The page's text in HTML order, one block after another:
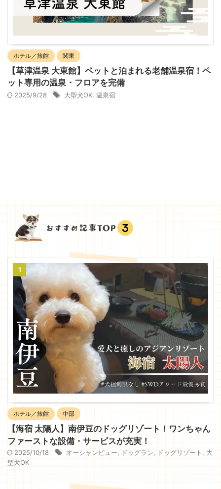
ホテル／旅館 関東
【草津温泉 大東館】ペットと泊まれる老舗温泉宿！ペ
ット専用の温泉・フロアを完備
2025/9/28 大型犬OK 温泉宿
1
ホテル／旅館 中部
【海宿 太陽人】南伊豆のドッグリゾート！ワンちゃん
ファーストな設備・サービスが充実！
2025/10/18 オーシャンビュー,ドッグラン,ドッグリゾート,大
型犬OK